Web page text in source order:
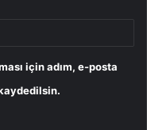
için adım, e-posta